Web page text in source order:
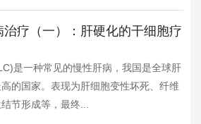
疗（一）：肝硬化的干细胞疗
是一种常见的慢性肝病，我国是全球肝
的国家。表现为肝细胞变性坏死、纤维
节形成等，最终...